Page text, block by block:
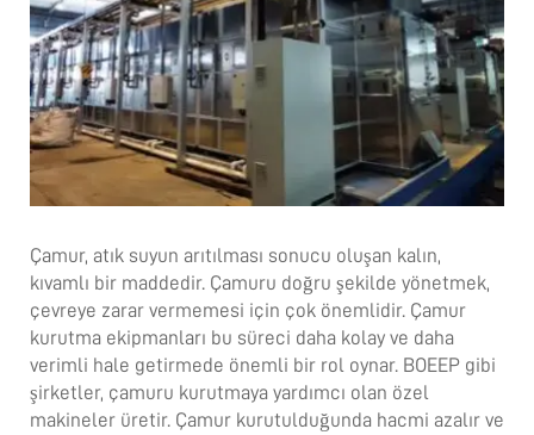
Çamur, atık suyun arıtılması sonucu oluşan kalın,
kıvamlı bir maddedir. Çamuru doğru şekilde yönetmek,
çevreye zarar vermemesi için çok önemlidir. Çamur
kurutma ekipmanları bu süreci daha kolay ve daha
verimli hale getirmede önemli bir rol oynar. BOEEP gibi
şirketler, çamuru kurutmaya yardımcı olan özel
makineler üretir. Çamur kurutulduğunda hacmi azalır ve